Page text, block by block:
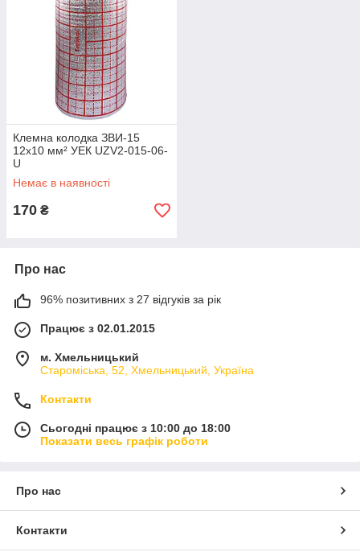
Клемна колодка ЗВИ-15
12x10 мм² УЕК UZV2-015-06-
U
Немає в наявності
170 ₴
Про нас
96% позитивних з 27 відгуків за рік
Працює з 02.01.2015
м. Хмельницький
Староміська, 52, Хмельницький, Україна
Контакти
Сьогодні працює з 10:00 до 18:00
Показати весь графік роботи
Про нас
Контакти